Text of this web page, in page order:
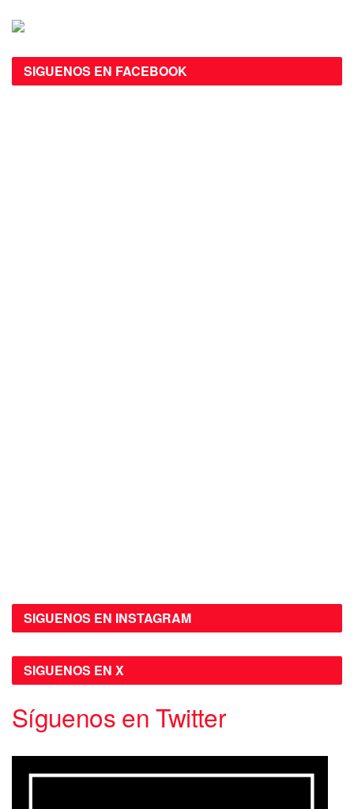
SIGUENOS EN FACEBOOK
SIGUENOS EN INSTAGRAM
SIGUENOS EN X
Síguenos en Twitter